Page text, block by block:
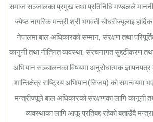
समाज सञ्जालका प्रमुख तथा प्रतिनिधि मण्डलले
ज्येष्ठ नागरिक मन्त्री श्री भगवती चौधरीज्यूलाइ
नेपालमा बाल अधिकारको सम्मान, संरक्षण तथा
कानुनी तथा नीतिगत व्यवस्था, संरचनागत सुद्दढीकरण
अभियान सञ्चालनका विषयमा अनुरोधात्मक
शान्तिक्षेत्र राष्ट्रिय अभियान(सिजप) को समन्वयमा
मन्त्रीज्यूले बाल अधिकारको संरक्षणका लागि कानूनी
व्यवस्थाका लागि आफू प्रतिबद्द रहेको बताउँदै